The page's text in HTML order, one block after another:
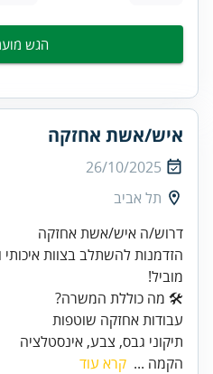
הגש
איש/אשת אחזקה
26/10/2025
תל אביב
הזדמנות להשתלב בצוות איכותי
מוביל!
תיקוני גבס, צבע, אינסטלציה
הקמה ... קרא עוד